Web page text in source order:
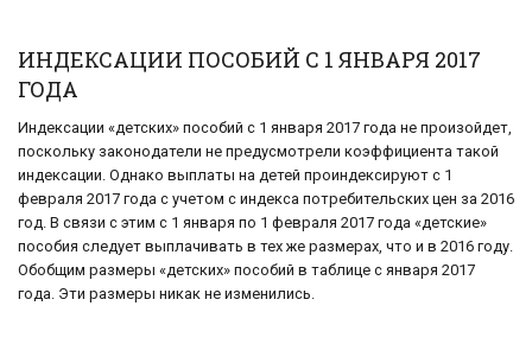
ИНДЕКСАЦИИ ПОСОБИЙ С 1 ЯНВАРЯ 2017
ГОДА
Индексации «детских» пособий с 1 января 2017 года не произойдет,
поскольку законодатели не предусмотрели коэффициента такой
индексации. Однако выплаты на детей проиндексируют с 1
февраля 2017 года с учетом с индекса потребительских цен за 2016
год. В связи с этим с 1 января по 1 февраля 2017 года «детские»
пособия следует выплачивать в тех же размерах, что и в 2016 году.
Обобщим размеры «детских» пособий в таблице с января 2017
года. Эти размеры никак не изменились.